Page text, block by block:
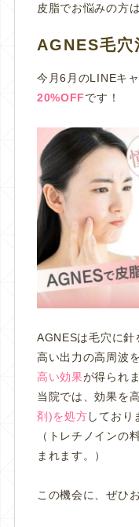
皮脂でお悩みの方
AGNES毛穴
今月6月のLINEキ
20%OFFです！
AGNESは毛穴に針
高い出力の高周波
高い効果が得られ
当院では、効果を
剤)を処方しており
（ トレチノインの
まれます。）
この機会に、ぜひ